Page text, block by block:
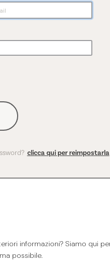
clicca qui per reimpostarla
informazioni? Siamo qui
possibile.